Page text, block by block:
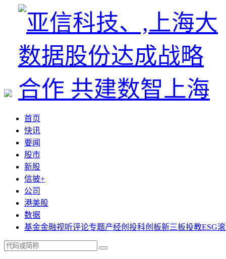
首页
快讯
要闻
股市
新股
信披+
公司
港美股
数据
基金金融视听评论专题产经创投科创板新三板投教ESG